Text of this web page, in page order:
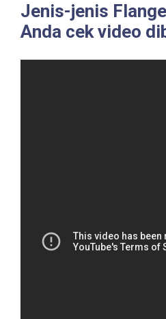
Jenis-jenis
Anda cek video